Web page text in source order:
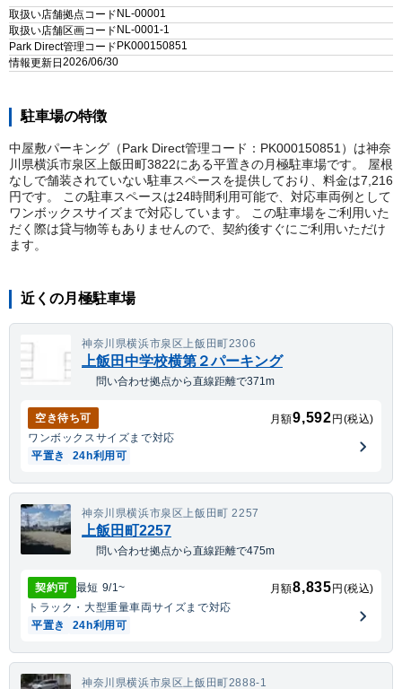
取扱い店舗拠点コード NL-00001
取扱い店舗区画コード NL-0001-1
Park Direct管理コード PK000150851
情報更新日 2026/06/30
駐車場の特徴
中屋敷パーキング（Park Direct管理コード：PK000150851）は神奈
川県横浜市泉区上飯田町3822にある平置きの月極駐車場です。 屋根
なしで舗装されていない駐車スペースを提供しており、料金は7,216
円です。 この駐車スペースは24時間利用可能で、対応車両例として
ワンボックスサイズまで対応しています。 この駐車場をご利用いた
だく際は貸与物等もありませんので、契約後すぐにご利用いただけ
ます。
近くの月極駐車場
神奈川県横浜市泉区上飯田町2306
上飯田中学校横第２パーキング
問い合わせ拠点から直線距離で371m
空き待ち可 月額9,592 円(税込)
ワンボックスサイズまで対応
平置き
24h利用可
神奈川県横浜市泉区上飯田町 2257
上飯田町2257
問い合わせ拠点から直線距離で475m
契約可 最短 9/1~ 月額8,835 円(税込)
トラック・大型重量車両サイズまで対応
平置き
24h利用可
神奈川県横浜市泉区上飯田町2888-1